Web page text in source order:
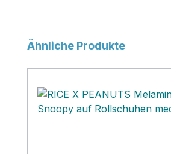
Produktgalerie überspringen
Ähnliche Produkte